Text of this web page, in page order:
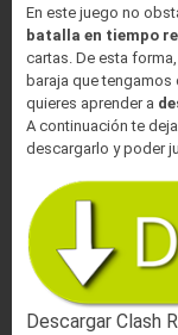
En este juego no
batalla en tiempo
cartas. De esta
baraja que tengamos
quieres aprender a
A continuación te
descargarlo y poder
Descargar Clash